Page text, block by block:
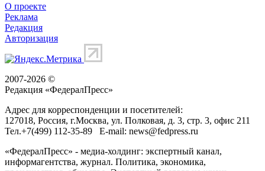
О проекте
Реклама
Редакция
Авторизация
2007-2026 ©
Редакция «ФедералПресс»
Адрес для корреспонденции и посетителей:
127018, Россия, г.Москва, ул. Полковая, д. 3, стр. 3, офис 211
Тел.+7(499) 112-35-89 E-mail: news@fedpress.ru
«ФедералПресс» - медиа-холдинг: экспертный канал,
информагентства, журнал. Политика, экономика,